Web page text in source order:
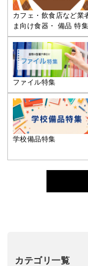
カフェ・飲食店など業
ま向け食器・ 備品 特集
ファイル特集
学校備品特集
カテゴリ一覧